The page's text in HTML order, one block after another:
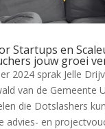
Startups en
jouw groei
2024 sprak Jelle
van de Gemeente
die Dotslashers
advies- en